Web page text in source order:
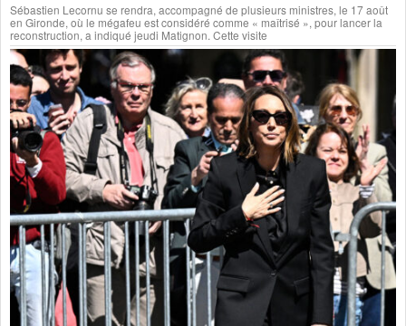
Sébastien Lecornu se rendra, accompagné de plusieurs ministres, le 17 août
en Gironde, où le mégafeu est considéré comme « maîtrisé », pour lancer la
reconstruction, a indiqué jeudi Matignon. Cette visite